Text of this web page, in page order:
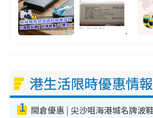
港生活限時優惠情報
1